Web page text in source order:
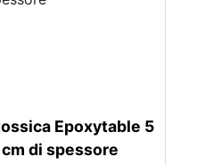
Epoxytable 5
di spessore